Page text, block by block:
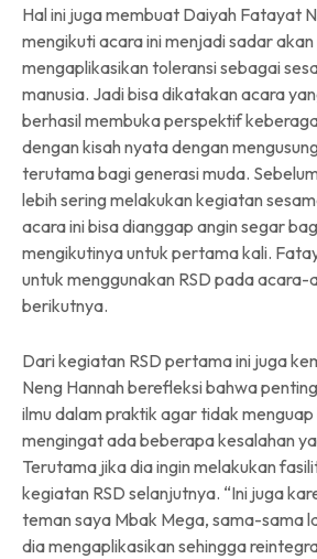
Hal ini juga membuat Daiyah Fatayat
mengikuti acara ini menjadi sadar
mengaplikasikan toleransi sebagai
manusia. Jadi bisa dikatakan acara
berhasil membuka perspektif
dengan kisah nyata dengan
terutama bagi generasi muda.
lebih sering melakukan kegiatan
acara ini bisa dianggap angin segar
mengikutinya untuk pertama kali.
untuk menggunakan RSD pada
berikutnya.
Dari kegiatan RSD pertama ini juga
Neng Hannah berefleksi bahwa
ilmu dalam praktik agar tidak
mengingat ada beberapa kesalahan
Terutama jika dia ingin melakukan
kegiatan RSD selanjutnya. “Ini juga
teman saya Mbak Mega, sama-sama
dia mengaplikasikan sehingga